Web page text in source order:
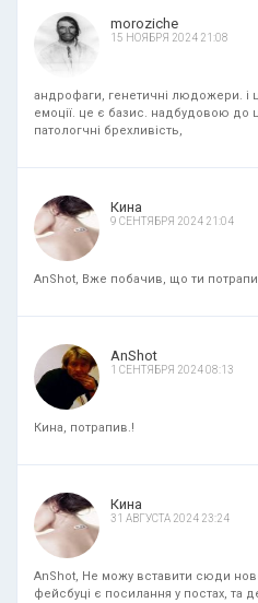
moroziche
15 НОЯБРЯ 2024 21:08
андрофаги, генетичні людожери. і
емоції. це є базис. надбудовою до
патологчні брехливість,
Кина
9 СЕНТЯБРЯ 2024 21:04
AnShot, Вже побачив, що ти
AnShot
1 СЕНТЯБРЯ 2024 08:13
Кина, потрапив.!
Кина
31 АВГУСТА 2024 23:24
AnShot, Не можу вставити сюди
фейсбуці є посилання у постах, та